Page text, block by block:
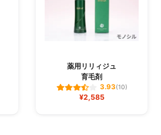
薬用リリィジュ
育毛剤
3.93(10)
¥2,585